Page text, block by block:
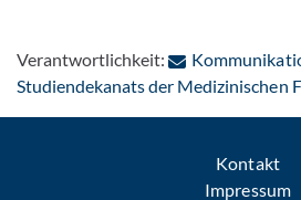
Verantwortlichkeit:
Studiendekanats der Medizinischen
Kontakt
Impressum